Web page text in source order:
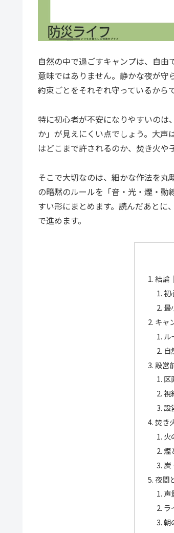
自然の中で過ごすキャンプは、自由
意味ではありません。静かな夜が
約束ごとをそれぞれ守っているからで
特に初心者が不安になりやすいの
か」が見えにくい点でしょう。大声
はどこまで許されるのか、焚き火や
そこで大切なのは、細かな作法を
の暗黙のルールを「音・光・煙・
すい形にまとめます。読んだあと
で進めます。
結論
初
最
キャ
ル
自
設営
区
視
設
焚き
火
煙
炭
夜間
声
ラ
朝